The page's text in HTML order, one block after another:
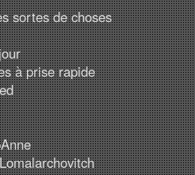
sortes de choses
à prise rapide